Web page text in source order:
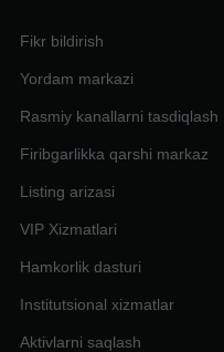
Fikr bildirish
Yordam markazi
Rasmiy kanallarni tasdiqlash
Firibgarlikka qarshi markaz
Listing arizasi
VIP Xizmatlari
Hamkorlik dasturi
Institutsional xizmatlar
Aktivlarni saqlash